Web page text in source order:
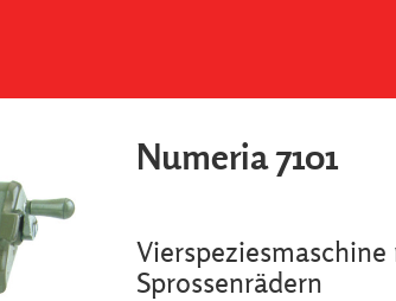
Numeria 7101
Sprossenrädern